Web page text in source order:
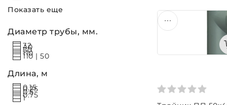
Показать еще
Диаметр трубы, мм.
32
40
50
110
110 | 50
Длина, м
0.15
0.25
0.5
0.75
1